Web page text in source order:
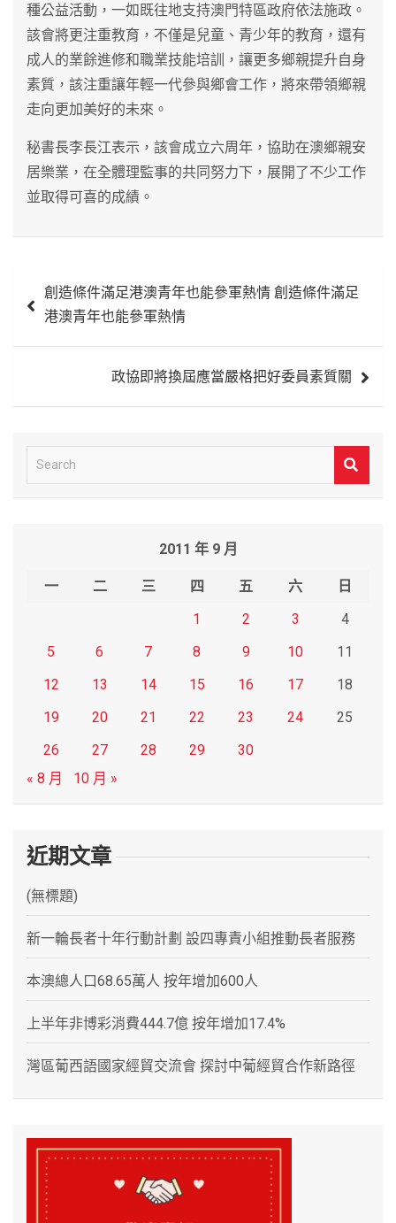
種公益活動，一如既往地支持澳門特區政府依法施政。
該會將更注重教育，不僅是兒童、青少年的教育，還有
成人的業餘進修和職業技能培訓，讓更多鄉親提升自身
素質，該注重讓年輕一代參與鄉會工作，將來帶領鄉親
走向更加美好的未來。
秘書長李長江表示，該會成立六周年，協助在澳鄉親安
居樂業，在全體理監事的共同努力下，展開了不少工作
並取得可喜的成績。
章 創造條件滿足港澳青年也能參軍熱情 創造條件滿足
港澳青年也能參軍熱情
政協即將換屆應當嚴格把好委員素質關
e
2011 年 9 月
一 二 三 四 五 六
日
1
2 3
4
5
6 7 8 9 10
11
12
13 14 15 16 17
18
19
20 21 22 23 24
25
26
27 28 29
30
« 8 月
10 月 »
近期文章
(無標題)
新一輪長者十年行動計劃 設四專責小組推動長者服務
本澳總人口68.65萬人 按年增加600人
上半年非博彩消費444.7億 按年增加17.4%
灣區葡西語國家經貿交流會 探討中葡經貿合作新路徑